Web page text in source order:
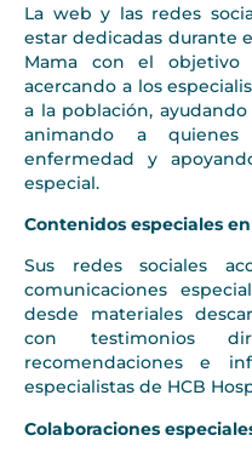
La web y las redes
estar dedicadas durante
Mama con el
acercando a los
a la población,
animando a
enfermedad y
especial.
Contenidos especiales
Sus redes sociales
comunicaciones
desde materiales
con testimonios
recomendaciones e
especialistas de HCB
Colaboraciones